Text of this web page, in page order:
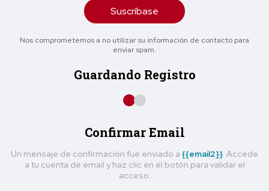
Suscríbase
Nos comprometemos a no utilizar su información de contacto para
enviar spam.
Guardando Registro
Confirmar Email
Un mensaje de confirmación fue enviado a {{email2}}. Accede
a tu cuenta de email y haz clic en el botón para validar el
acceso.